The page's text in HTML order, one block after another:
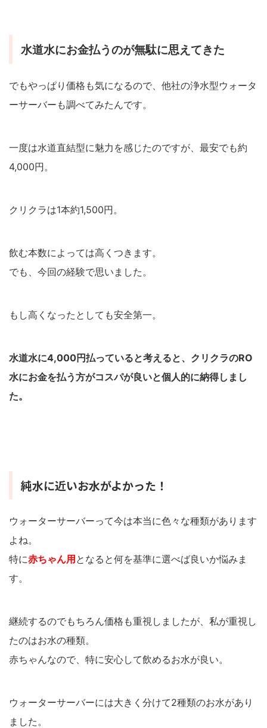
水道水にお金払うのが無駄に思えてきた
でもやっぱり価格も気になるので、他社の浄水型ウォータ
ーサーバーも調べてみたんです。
一度は水道直結型に魅力を感じたのですが、最安でも約
4,000円。
クリクラは1本約1,500円。
飲む本数によっては高くつきます。
でも、今回の経験で思いました。
もし高くなったとしても安全第一。
水道水に4,000円払っていると考えると、クリクラのRO
水にお金を払う方がコスパが良いと個人的に納得しまし
た。
純水に近いお水がよかった！
ウォーターサーバーって今は本当に色々な種類があります
よね。
特に赤ちゃん用 となると何を基準に選べば良いか悩みま
す。
継続するのでもちろん価格も重視しましたが、私が重視し
たのはお水の種類。
赤ちゃんなので、特に安心して飲めるお水が良い。
ウォーターサーバーには大きく分けて2種類のお水があり
ました。